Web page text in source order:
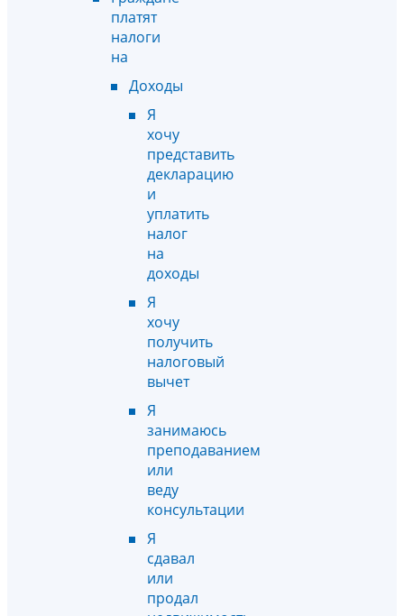
платят
налоги
на
Доходы
Я
хочу
представить
декларацию
и
уплатить
налог
на
доходы
Я
хочу
получить
налоговый
вычет
Я
занимаюсь
преподаванием
или
веду
консультации
Я
сдавал
или
продал